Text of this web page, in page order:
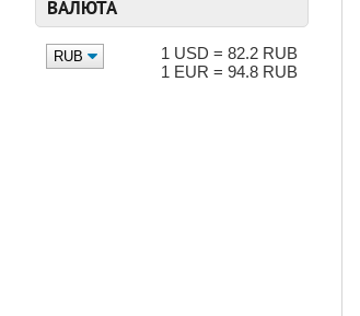
ВАЛЮТА
1 USD = 82.2 RUB
1 EUR = 94.8 RUB